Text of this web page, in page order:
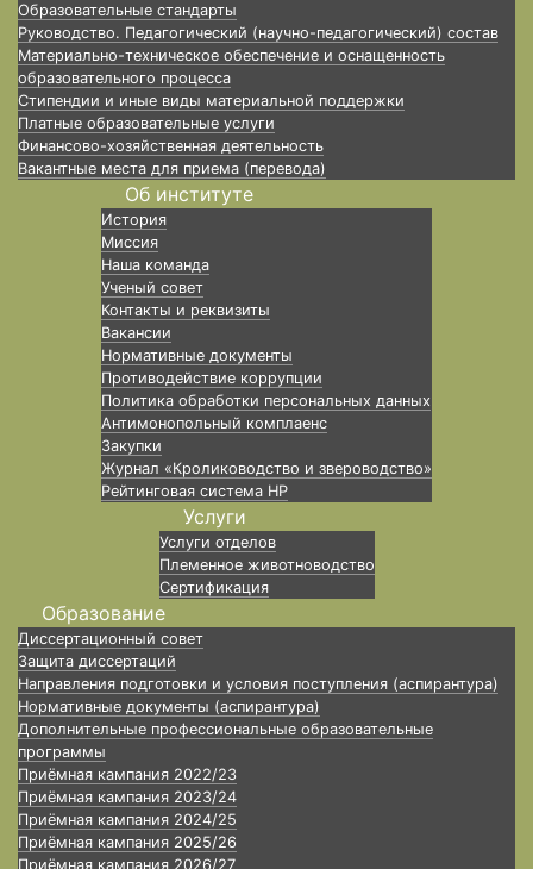
Образовательные стандарты
Руководство. Педагогический (научно-педагогический) состав
Материально-техническое обеспечение и оснащенность
образовательного процесса
Стипендии и иные виды материальной поддержки
Платные образовательные услуги
Финансово-хозяйственная деятельность
Вакантные места для приема (перевода)
Об институте
История
Миссия
Наша команда
Ученый совет
Контакты и реквизиты
Вакансии
Нормативные документы
Противодействие коррупции
Политика обработки персональных данных
Антимонопольный комплаенс
Закупки
Журнал «Кролиководство и звероводство»
Рейтинговая система НР
Услуги
Услуги отделов
Племенное животноводство
Сертификация
Образование
Диссертационный совет
Защита диссертаций
Направления подготовки и условия поступления (аспирантура)
Нормативные документы (аспирантура)
Дополнительные профессиональные образовательные
программы
Приёмная кампания 2022/23
Приёмная кампания 2023/24
Приёмная кампания 2024/25
Приёмная кампания 2025/26
Приёмная кампания 2026/27